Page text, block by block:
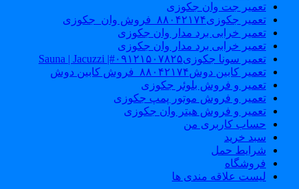
تعمیر جت وان جکوزی
تعمیر جکوزی۸۸۰۴۲۱۷۴_فروش وان_جکوزی
تعمیر خرابی برد مدار وان جکوزی
تعمیر خرابی برد مدار وان جکوزی
تعمیر سونا جکوزی۰۹۱۲۱۵۰۷۸۲۵#| Sauna | Jacuzzi
تعمیر کابین دوش۸۸۰۴۲۱۷۴_فروش کابین دوش
تعمیر و فروش بلوئر جکوزی
تعمیر و فروش موتور پمپ جکوزی
تعمیر و فروش هیتر وان جکوزی
حساب کاربری من
سبد خرید
شرایط حمل
فروشگاه
لیست علاقه مندی ها